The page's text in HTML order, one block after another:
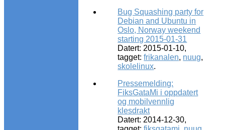
Bug Squashing party for
Debian and Ubuntu in
Oslo, Norway weekend
starting 2015-01-31
Datert: 2015-01-10,
tagget:frikanalen, nuug,
skolelinux.
Pressemelding:
FiksGataMi i oppdatert
og mobilvennlig
klesdrakt
Datert: 2014-12-30,